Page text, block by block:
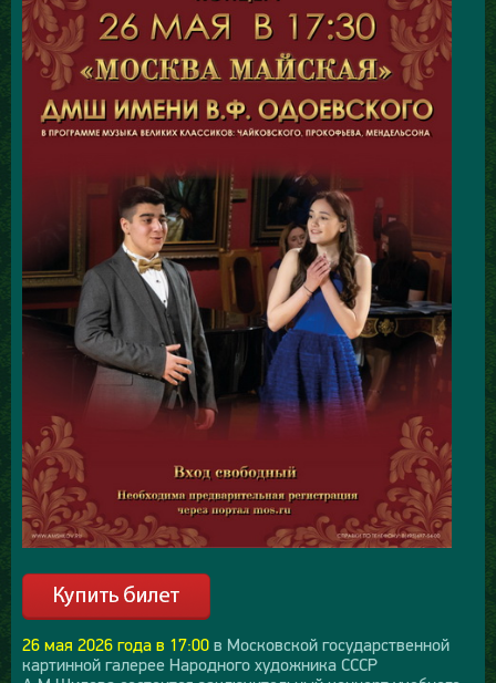
26 мая 2026 года в 17:00 в Московской государственной
картинной галерее Народного художника СССР